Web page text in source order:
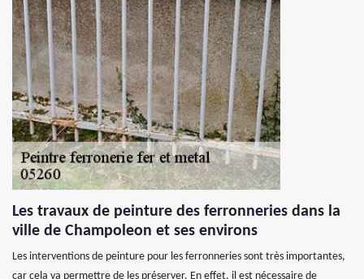
Les travaux de peinture des ferronneries dans la
ville de Champoleon et ses environs
Les interventions de peinture pour les ferronneries sont très importantes,
car cela va permettre de les préserver. En effet, il est nécessaire de